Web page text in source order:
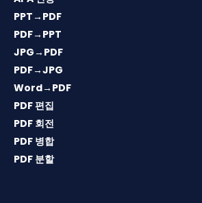
PPT→PDF
PDF→PPT
JPG→PDF
PDF→JPG
Word→PDF
PDF 편집
PDF 회전
PDF 병합
PDF 분할